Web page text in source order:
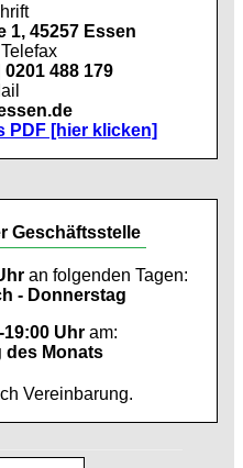
1, 45257 Essen
0201 488 179
PDF [hier klicken]
Geschäftsstelle
an folgenden Tagen:
- Donnerstag
19:00 Uhr am:
des Monats
Vereinbarung.